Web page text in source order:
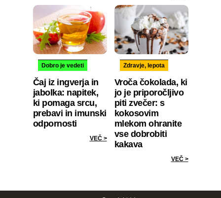
Dobro je vedeti
Čaj iz ingverja in
jabolka: napitek,
ki pomaga srcu,
prebavi in imunski
odpornosti
VEČ >
Zdravje, lepota
Vroča čokolada, ki
jo je priporočljivo
piti zvečer: s
kokosovim
mlekom ohranite
vse dobrobiti
kakava
VEČ >